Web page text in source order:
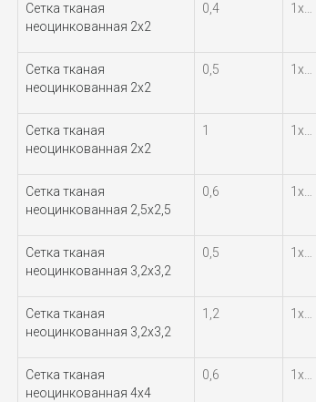
Сетка тканая
неоцинкованная 2х2
0,4 1х…
Сетка тканая
неоцинкованная 2х2
0,5 1х…
Сетка тканая
неоцинкованная 2х2
1 1х…
Сетка тканая
неоцинкованная 2,5х2,5
0,6 1х…
Сетка тканая
неоцинкованная 3,2х3,2
0,5 1х…
Сетка тканая
неоцинкованная 3,2х3,2
1,2 1х…
Сетка тканая
неоцинкованная 4х4
0,6 1х…